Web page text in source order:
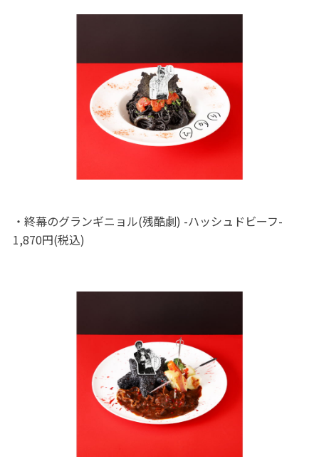
・終幕のグランギニョル(残酷劇) -ハッシュドビーフ-
1,870円(税込)